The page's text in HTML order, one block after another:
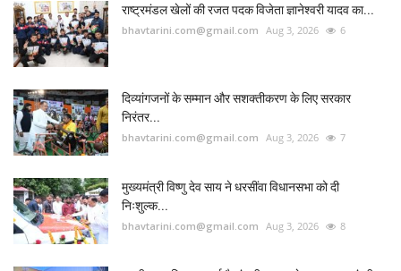
राष्ट्रमंडल खेलों की रजत पदक विजेता ज्ञानेश्वरी यादव का...
bhavtarini.com@gmail.com Aug 3, 2026 6
दिव्यांगजनों के सम्मान और सशक्तीकरण के लिए सरकार
निरंतर...
bhavtarini.com@gmail.com Aug 3, 2026 7
मुख्यमंत्री विष्णु देव साय ने धरसींवा विधानसभा को दी
निःशुल्क...
bhavtarini.com@gmail.com Aug 3, 2026 8